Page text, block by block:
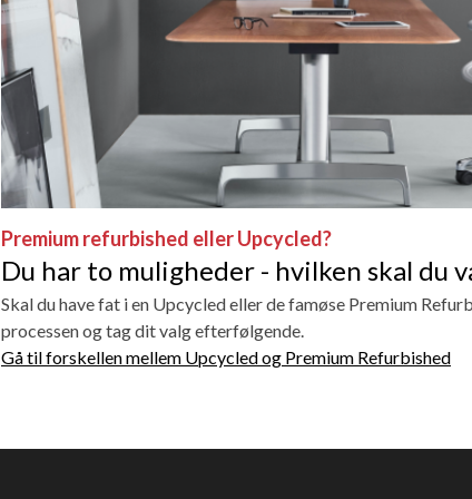
Premium refurbished eller Upcycled?
Du har to muligheder - hvilken skal du
Skal du have fat i en Upcycled eller de famøse Premium
processen og tag dit valg efterfølgende.
Gå til forskellen mellem Upcycled og Premium Refurbished